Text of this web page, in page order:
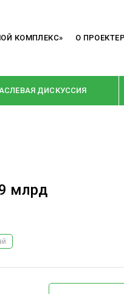
КОМПЛЕКС» О ПРОЕКТЕ
ДИСКУССИЯ
ПЛАНОМ
ВНИМАНИЯ
млрд